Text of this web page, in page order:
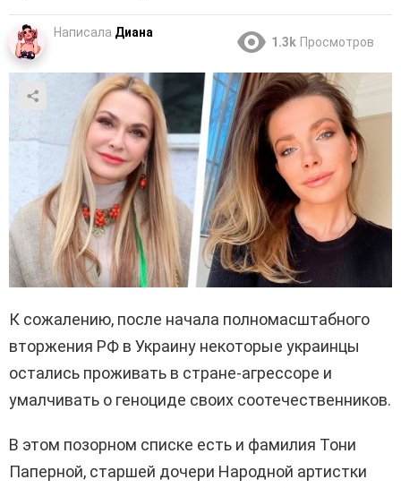
Написала Диана
1.3k Просмотров
К сожалению, после начала полномасштабного
вторжения РФ в Украину некоторые украинцы
остались проживать в стране-агрессоре и
умалчивать о геноциде своих соотечественников.
В этом позорном списке есть и фамилия Тони
Паперной, старшей дочери Народной артистки